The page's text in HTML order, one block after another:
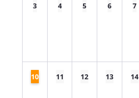
3 4 5 6 7
10 11 12 13 14